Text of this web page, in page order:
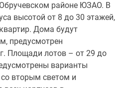
районе ЮЗАО. В
высотой от 8 до 30 этажей,
Дома будут
предусмотрен
Площади лотов – от 29 до
варианты
вторым светом и